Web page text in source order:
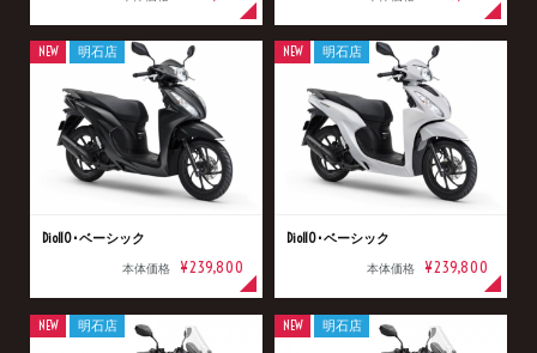
Dio110･ベーシック
本体価格 ¥239,800
NEW 明石店
Dio110･ベーシック
本体価格 ¥239,800
NEW 明石店
NEW 明石店 NEW 明石店